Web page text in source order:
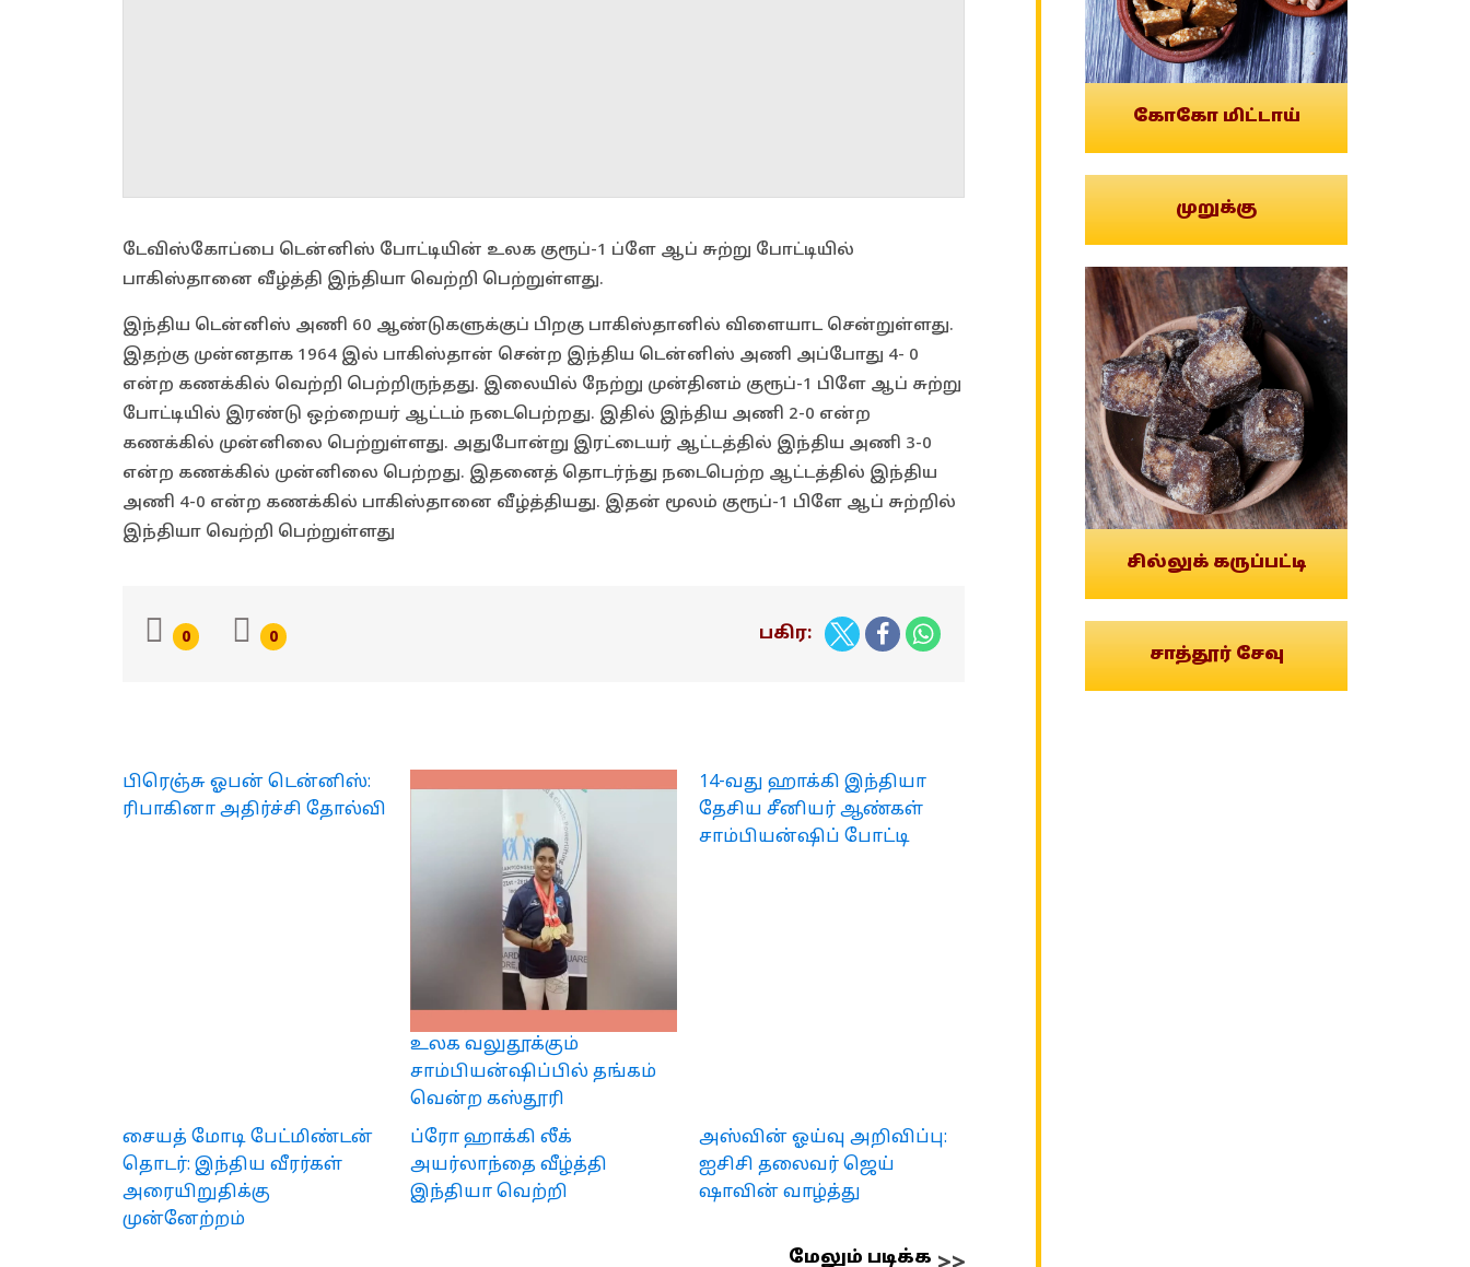
டேவிஸ்கோப்பை டென்னிஸ் போட்டியின் உலக குரூப்-1 ப்ளே ஆப் சுற்று போட்டியில்
பாகிஸ்தானை வீழ்த்தி இந்தியா வெற்றி பெற்றுள்ளது.
இந்திய டென்னிஸ் அணி 60 ஆண்டுகளுக்குப் பிறகு பாகிஸ்தானில் விளையாட சென்றுள்ளது.
இதற்கு முன்னதாக 1964 இல் பாகிஸ்தான் சென்ற இந்திய டென்னிஸ் அணி அப்போது 4- 0
என்ற கணக்கில் வெற்றி பெற்றிருந்தது. இலையில் நேற்று முன்தினம் குரூப்-1 பிளே ஆப் சுற்று
போட்டியில் இரண்டு ஒற்றையர் ஆட்டம் நடைபெற்றது. இதில் இந்திய அணி 2-0 என்ற
கணக்கில் முன்னிலை பெற்றுள்ளது. அதுபோன்று இரட்டையர் ஆட்டத்தில் இந்திய அணி 3-0
என்ற கணக்கில் முன்னிலை பெற்றது. இதனைத் தொடர்ந்து நடைபெற்ற ஆட்டத்தில் இந்திய
அணி 4-0 என்ற கணக்கில் பாகிஸ்தானை வீழ்த்தியது. இதன் மூலம் குரூப்-1 பிளே ஆப் சுற்றில்
இந்தியா வெற்றி பெற்றுள்ளது
0 0 பகிர:
பிரெஞ்சு ஓபன் டென்னிஸ்:
ரிபாகினா அதிர்ச்சி தோல்வி
உலக வலுதூக்கும்
சாம்பியன்ஷிப்பில் தங்கம்
வென்ற கஸ்தூரி
14-வது ஹாக்கி இந்தியா
தேசிய சீனியர் ஆண்கள்
சாம்பியன்ஷிப் போட்டி
சையத் மோடி பேட்மிண்டன்
தொடர்: இந்திய வீரர்கள்
அரையிறுதிக்கு
முன்னேற்றம்
ப்ரோ ஹாக்கி லீக்
அயர்லாந்தை வீழ்த்தி
இந்தியா வெற்றி
அஸ்வின் ஓய்வு அறிவிப்பு:
ஐசிசி தலைவர் ஜெய்
ஷாவின் வாழ்த்து
மேலும் படிக்க
கோகோ மிட்டாய்
முறுக்கு
சில்லுக் கருப்பட்டி
சாத்தூர் சேவு